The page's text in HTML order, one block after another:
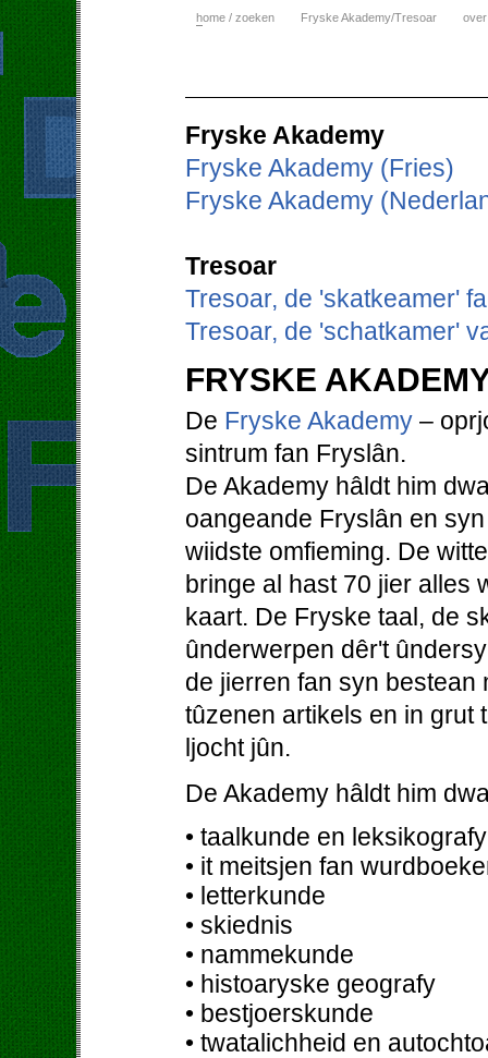
home / zoeken Fryske Akademy/Tresoar
Fryske Akademy
Fryske Akademy (Fries)
Fryske Akademy
Tresoar
Tresoar, de 'skatkeamer'
Tresoar, de 'schatkamer'
FRYSKE
De Fryske Akademy –
sintrum fan Fryslân.
De Akademy hâldt him
oangeande Fryslân en
wiidste omfieming. De
bringe al hast 70 jier alles
kaart. De Fryske taal, de
ûnderwerpen dêr't
de jierren fan syn
tûzenen artikels en in grut
ljocht jûn.
De Akademy hâldt him
• taalkunde en leksikografy
• it meitsjen fan
• letterkunde
• skiednis
• nammekunde
• histoaryske geografy
• bestjoerskunde
• twatalichheid en